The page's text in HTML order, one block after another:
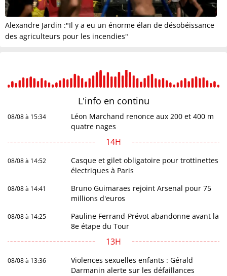
Alexandre Jardin :"Il y a eu un énorme élan de désobéissance
des agriculteurs pour les incendies"
L'info en continu
08/08 à 15:34
Léon Marchand renonce aux 200 et 400 m
quatre nages
14H
08/08 à 14:52
Casque et gilet obligatoire pour trottinettes
électriques à Paris
08/08 à 14:41
Bruno Guimaraes rejoint Arsenal pour 75
millions d'euros
08/08 à 14:25
Pauline Ferrand-Prévot abandonne avant la
8e étape du Tour
13H
08/08 à 13:36
Violences sexuelles enfants : Gérald
Darmanin alerte sur les défaillances